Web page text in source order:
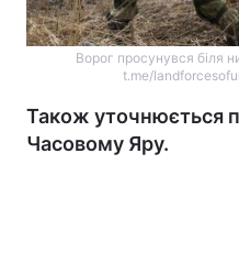
Ворог просунувся біля
t.me/
Також уточнюється
Часовому Яру.